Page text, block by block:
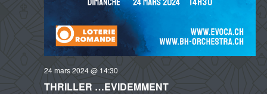
THRILLER …EVIDEMMENT
24 mars 2024 @ 14:30